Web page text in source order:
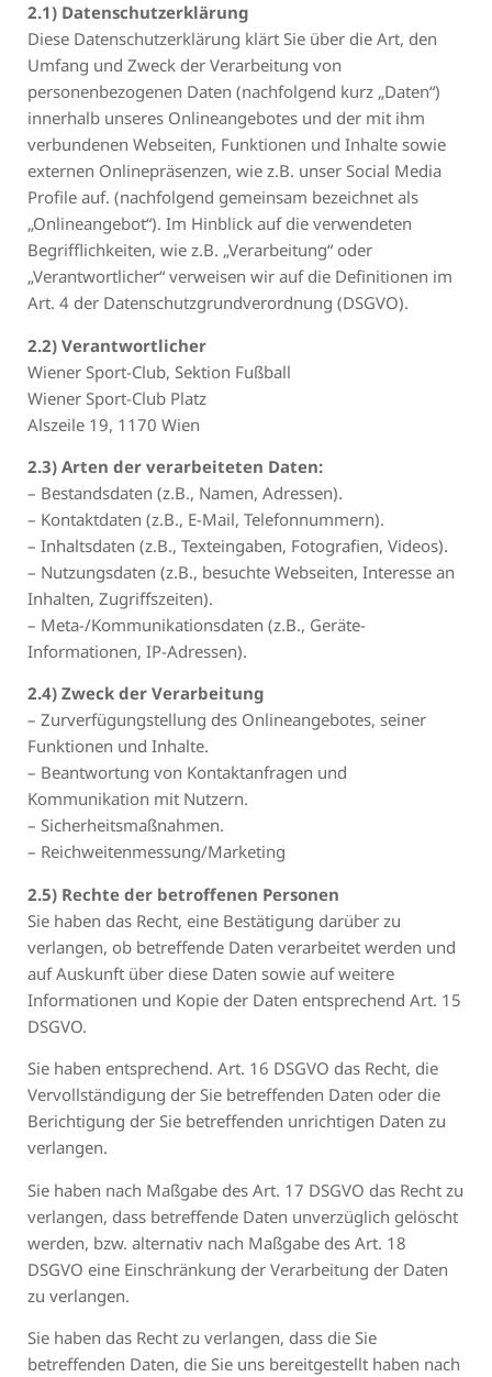
2.1) Datenschutzerklärung
Diese Datenschutzerklärung klärt Sie über die Art, den
Umfang und Zweck der Verarbeitung von
personenbezogenen Daten (nachfolgend kurz „Daten“)
innerhalb unseres Onlineangebotes und der mit ihm
verbundenen Webseiten, Funktionen und Inhalte sowie
externen Onlinepräsenzen, wie z.B. unser Social Media
Profile auf. (nachfolgend gemeinsam bezeichnet als
„Onlineangebot“). Im Hinblick auf die verwendeten
Begrifflichkeiten, wie z.B. „Verarbeitung“ oder
„Verantwortlicher“ verweisen wir auf die Definitionen im
Art. 4 der Datenschutzgrundverordnung (DSGVO).
2.2) Verantwortlicher
Wiener Sport-Club, Sektion Fußball
Wiener Sport-Club Platz
Alszeile 19, 1170 Wien
2.3) Arten der verarbeiteten Daten:
– Bestandsdaten (z.B., Namen, Adressen).
– Kontaktdaten (z.B., E-Mail, Telefonnummern).
– Inhaltsdaten (z.B., Texteingaben, Fotografien, Videos).
– Nutzungsdaten (z.B., besuchte Webseiten, Interesse an
Inhalten, Zugriffszeiten).
– Meta-/Kommunikationsdaten (z.B., Geräte-
Informationen, IP-Adressen).
2.4) Zweck der Verarbeitung
– Zurverfügungstellung des Onlineangebotes, seiner
Funktionen und Inhalte.
– Beantwortung von Kontaktanfragen und
Kommunikation mit Nutzern.
– Sicherheitsmaßnahmen.
– Reichweitenmessung/Marketing
2.5) Rechte der betroffenen Personen
Sie haben das Recht, eine Bestätigung darüber zu
verlangen, ob betreffende Daten verarbeitet werden und
auf Auskunft über diese Daten sowie auf weitere
Informationen und Kopie der Daten entsprechend Art. 15
DSGVO.
Sie haben entsprechend. Art. 16 DSGVO das Recht, die
Vervollständigung der Sie betreffenden Daten oder die
Berichtigung der Sie betreffenden unrichtigen Daten zu
verlangen.
Sie haben nach Maßgabe des Art. 17 DSGVO das Recht zu
verlangen, dass betreffende Daten unverzüglich gelöscht
werden, bzw. alternativ nach Maßgabe des Art. 18
DSGVO eine Einschränkung der Verarbeitung der Daten
zu verlangen.
Sie haben das Recht zu verlangen, dass die Sie
betreffenden Daten, die Sie uns bereitgestellt haben nach